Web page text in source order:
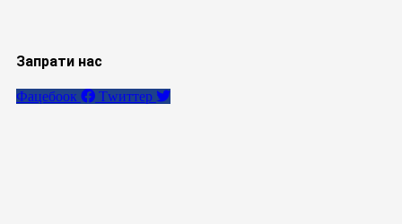
Запрати нас
Фацебоок Тwиттер